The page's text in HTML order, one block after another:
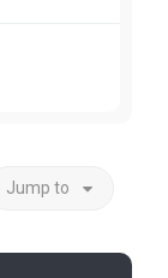
Jump to